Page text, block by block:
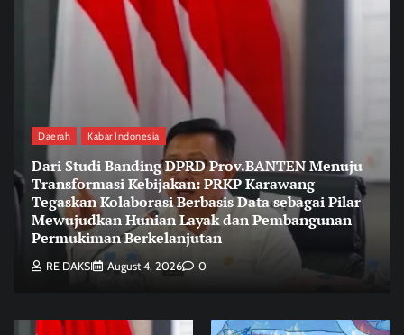
Daerah Kabar Indonesia
Dari Studi Banding DPRD Prov.BANTEN Menuju
Transformasi Kebijakan: PRKP Karawang
Tegaskan Kolaborasi Berbasis Data sebagai Pilar
Mewujudkan Hunian Layak dan Pembangunan
Permukiman Berkelanjutan
RE DAKSI August 4, 2026 0